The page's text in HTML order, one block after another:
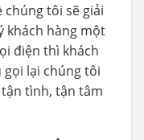
tôi sẽ giải
khách hàng một
điện thì khách
gọi lại chúng tôi
tình, tận tâm